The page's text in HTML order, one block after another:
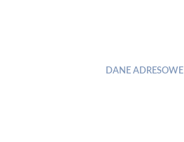
DANE ADRESOWE